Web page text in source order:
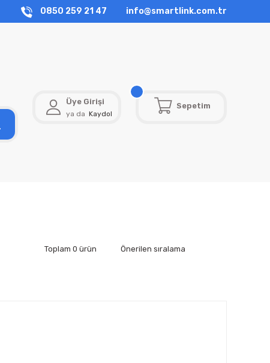
0850 259 21 47 info@smartlink.com.tr
Üye Girişi
ya da Kaydol
Sepetim
Toplam 0 ürün